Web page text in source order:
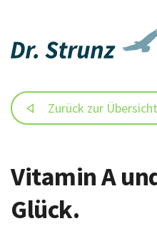
Zurück zur Übersicht
Vitamin A
Glück.